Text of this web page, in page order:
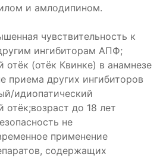
и амлодипином.
чувствительность к
ингибиторам АПФ;
отёк (отёк Квинке) в анамнезе
приема других ингибиторов
идиопатический
отёк;возраст до 18 лет
не
применение
содержащих